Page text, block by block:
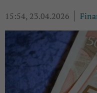
15:54, 23.04.2026